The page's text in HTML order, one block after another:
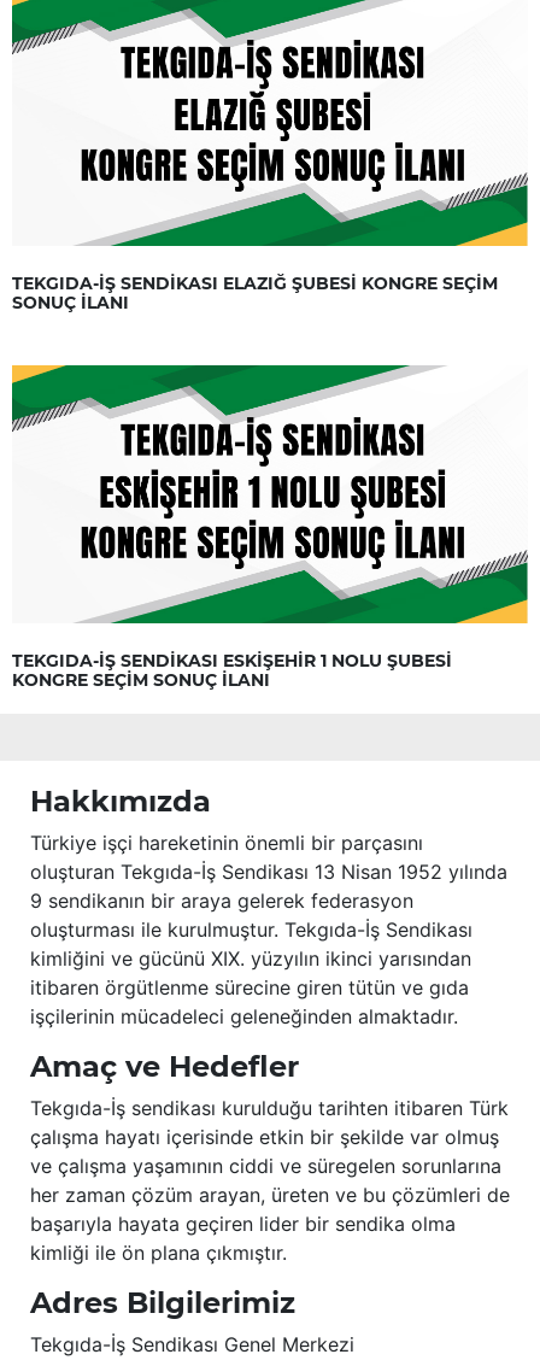
TEKGIDA-İŞ SENDİKASI ELAZIĞ ŞUBESİ KONGRE SEÇİM
SONUÇ İLANI
TEKGIDA-İŞ SENDİKASI ESKİŞEHİR 1 NOLU ŞUBESİ
KONGRE SEÇİM SONUÇ İLANI
Hakkımızda
Türkiye işçi hareketinin önemli bir parçasını
oluşturan Tekgıda-İş Sendikası 13 Nisan 1952 yılında
9 sendikanın bir araya gelerek federasyon
oluşturması ile kurulmuştur. Tekgıda-İş Sendikası
kimliğini ve gücünü XIX. yüzyılın ikinci yarısından
itibaren örgütlenme sürecine giren tütün ve gıda
işçilerinin mücadeleci geleneğinden almaktadır.
Amaç ve Hedefler
Tekgıda-İş sendikası kurulduğu tarihten itibaren Türk
çalışma hayatı içerisinde etkin bir şekilde var olmuş
ve çalışma yaşamının ciddi ve süregelen sorunlarına
her zaman çözüm arayan, üreten ve bu çözümleri de
başarıyla hayata geçiren lider bir sendika olma
kimliği ile ön plana çıkmıştır.
Adres Bilgilerimiz
Tekgıda-İş Sendikası Genel Merkezi